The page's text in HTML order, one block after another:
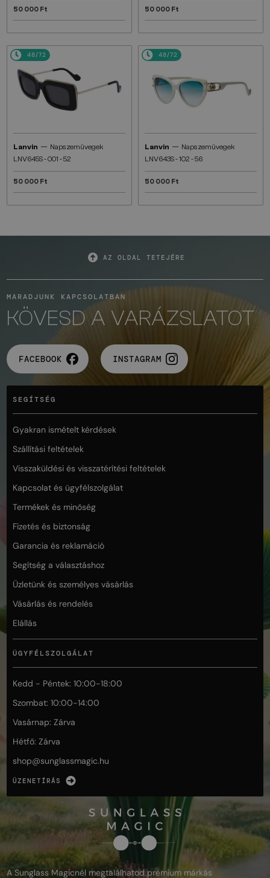
50 000 Ft 50 000 Ft
48/72
Lanvin — Napszemüvegek
LNV645S - 001 - 52
50 000 Ft
48/72
Lanvin — Napszemüvegek
LNV643S - 102 - 56
50 000 Ft
AZ OLDAL TETEJÉRE
MARADJUNK KAPCSOLATBAN
KÖVESD A VARÁZSLATOT
FACEBOOK INSTAGRAM
SEGÍTSÉG
Gyakran ismételt kérdések
Szállítási feltételek
Visszaküldési és visszatérítési feltételek
Kapcsolat és ügyfélszolgálat
Termékek és minőség
Fizetés és biztonság
Garancia és reklamáció
Segítség a választáshoz
Üzletünk és személyes vásárlás
Vásárlás és rendelés
Elállás
ÜGYFÉLSZOLGÁLAT
Kedd - Péntek: 10:00-18:00
Szombat: 10:00-14:00
Vasárnap: Zárva
Hétfő: Zárva
shop@sunglassmagic.hu
ÜZENETÍRÁS
A Sunglass Magicnél megtalálhatod prémium márkás